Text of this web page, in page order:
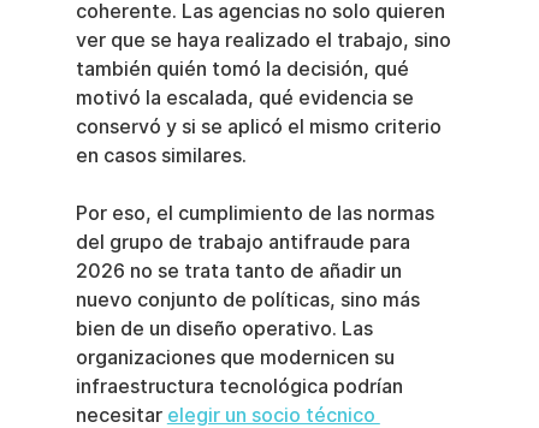
coherente. Las agencias no solo quieren
ver que se haya realizado el trabajo, sino
también quién tomó la decisión, qué
motivó la escalada, qué evidencia se
conservó y si se aplicó el mismo criterio
en casos similares.
Por eso, el cumplimiento de las normas
del grupo de trabajo antifraude para
2026 no se trata tanto de añadir un
nuevo conjunto de políticas, sino más
bien de un diseño operativo. Las
organizaciones que modernicen su
infraestructura tecnológica podrían
necesitar elegir un socio técnico